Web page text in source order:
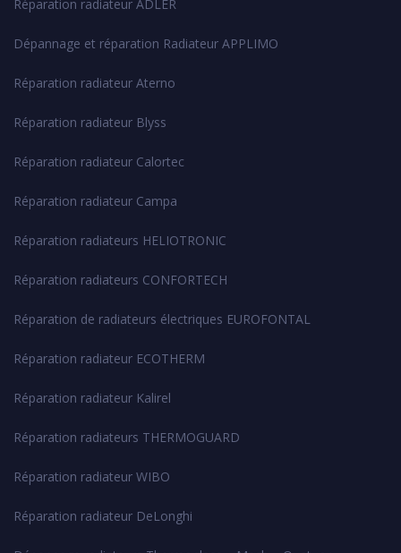
Réparation radiateur ADLER
Dépannage et réparation Radiateur APPLIMO
Réparation radiateur Aterno
Réparation radiateur Blyss
Réparation radiateur Calortec
Réparation radiateur Campa
Réparation radiateurs HELIOTRONIC
Réparation radiateurs CONFORTECH
Réparation de radiateurs électriques EUROFONTAL
Réparation radiateur ECOTHERM
Réparation radiateur Kalirel
Réparation radiateurs THERMOGUARD
Réparation radiateur WIBO
Réparation radiateur DeLonghi